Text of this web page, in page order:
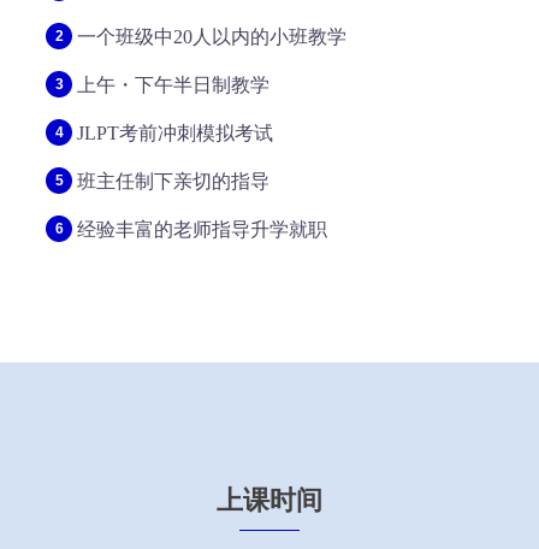
一个班级中20人以内的小班教学
上午・下午半日制教学
JLPT考前冲刺模拟考试
班主任制下亲切的指导
经验丰富的老师指导升学就职
上课时间